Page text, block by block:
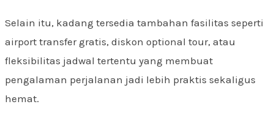
Selain itu, kadang tersedia tambahan fasilitas seperti
airport transfer gratis, diskon optional tour, atau
fleksibilitas jadwal tertentu yang membuat
pengalaman perjalanan jadi lebih praktis sekaligus
hemat.